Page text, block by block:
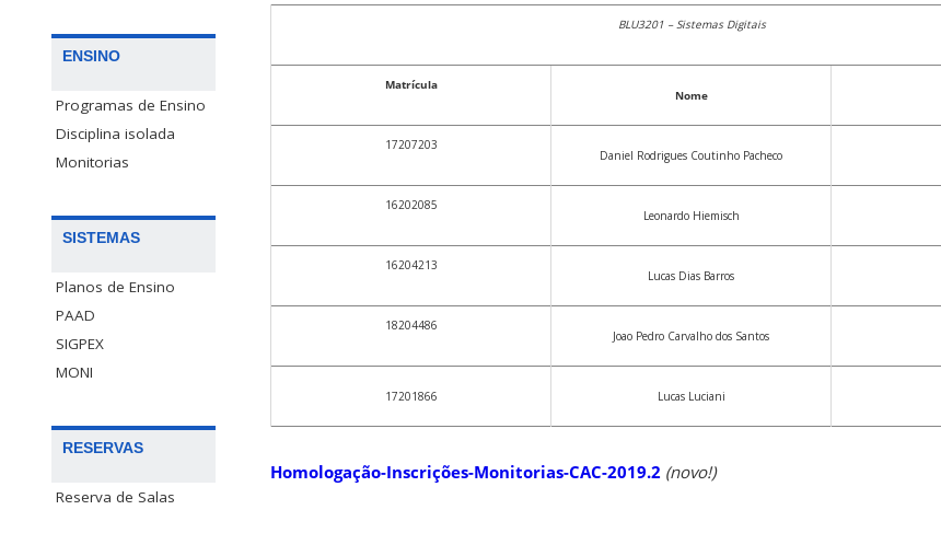
ENSINO
Programas de Ensino
Disciplina isolada
Monitorias
SISTEMAS
Planos de Ensino
PAAD
SIGPEX
MONI
RESERVAS
Reserva de Salas
BLU3201 – Sistemas Digitais
Matrícula
Nome
17207203
Daniel Rodrigues Coutinho Pacheco
16202085
Leonardo Hiemisch
16204213
Lucas Dias Barros
18204486
Joao Pedro Carvalho dos Santos
17201866 Lucas Luciani
Homologação-Inscrições-Monitorias-CAC-2019.2 (novo!)